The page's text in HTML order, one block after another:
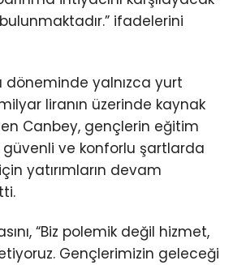
ifadelerini
döneminde yalnızca yurt
liranın üzerinde kaynak
Canbey, gençlerin eğitim
güvenli ve konforlu şartlarda
yatırımların devam
“Biz polemik değil hizmet,
Gençlerimizin geleceği